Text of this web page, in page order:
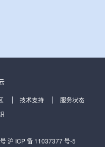
技术支持
服务状态
沪 ICP 备 11037377 号-5